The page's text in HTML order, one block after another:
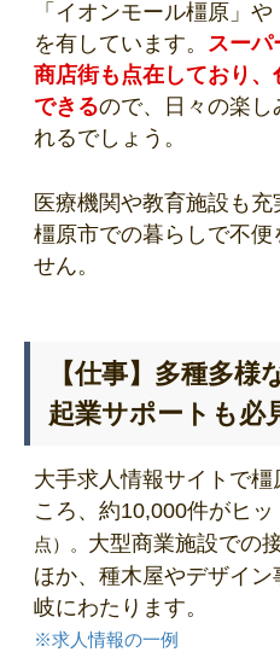
「イオンモール橿原」
を有しています。 スーパ
商店街も点在しており
できるので、日々の楽し
れるでしょう。
医療機関や教育施設も充
橿原市での暮らしで不便
せん。
【仕事】多種多様
起業サポートも必
大手求人情報サイトで橿
ころ、約10,000件がヒッ
点）。 大型商業施設での
ほか、種木屋やデザイ
岐にわたります。
※求人情報の一例